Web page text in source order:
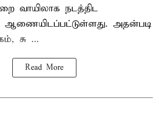
வாயிலாக நடத்திட
அதன்படி
சு ...
Read More